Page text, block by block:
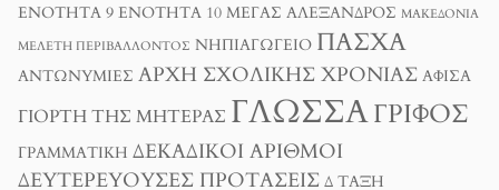
ΕΝΌΤΗΤΑ 9 ΕΝΌΤΗΤΑ 10 ΜΈΓΑΣ ΑΛΈΞΑΝΔΡΟΣ ΜΑΚΕΔΟΝΊΑ
ΜΕΛΈΤΗ ΠΕΡΙΒΆΛΛΟΝΤΟΣ ΝΗΠΙΑΓΩΓΕΊΟ ΠΆΣΧΑ
ΑΝΤΩΝΥΜΊΕΣ ΑΡΧΉ ΣΧΟΛΙΚΉΣ ΧΡΟΝΙΆΣ ΑΦΊΣΑ
ΓΙΟΡΤΉ ΤΗΣ ΜΗΤΈΡΑΣ ΓΛΏΣΣΑΓΡΊΦΟΣ
ΓΡΑΜΜΑΤΙΚΉ ΔΕΚΑΔΙΚΟΊ ΑΡΙΘΜΟΊ
ΔΕΥΤΕΡΕΎΟΥΣΕΣ ΠΡΟΤΆΣΕΙΣ Δ ΤΑΞΗ